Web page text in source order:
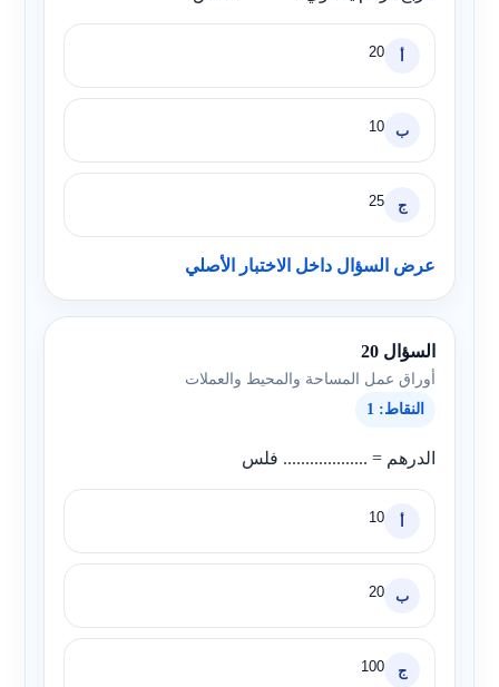
أ 20
ب 10
ج 25
عرض السؤال داخل الاختبار الأصلي
السؤال 20
أوراق عمل المساحة والمحيط والعملات
النقاط: 1
الدرهم = ................... فلس
أ 10
ب 20
ج 100